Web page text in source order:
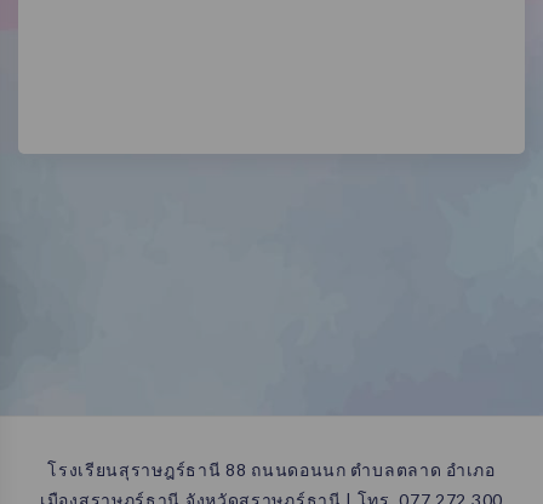
โรงเรียนสุราษฎร์ธานี 88 ถนนดอนนก ตำบลตลาด อำเภอ
เมืองสุราษฎร์ธานี จังหวัดสุราษฎร์ธานี | โทร. 077 272 300